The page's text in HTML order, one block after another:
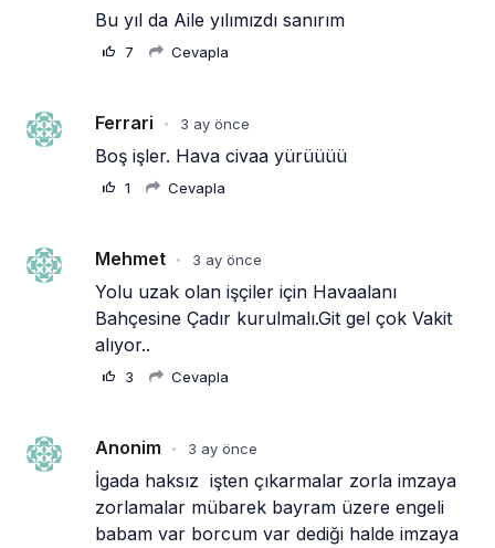
Bu yıl da Aile yılımızdı sanırım
7 Cevapla
Ferrari • 3 ay önce
Boş işler. Hava civaa yürüüüü
1 Cevapla
Mehmet • 3 ay önce
Yolu uzak olan işçiler için Havaalanı
Bahçesine Çadır kurulmalı.Git gel çok Vakit
alıyor..
3 Cevapla
Anonim • 3 ay önce
İgada haksız  işten çıkarmalar zorla imzaya
zorlamalar mübarek bayram üzere engeli
babam var borcum var dediği halde imzaya